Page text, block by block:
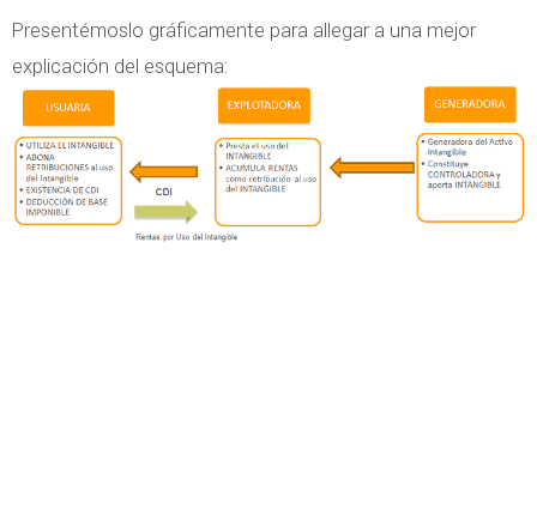
Presentémoslo gráficamente para allegar a una mejor
explicación del esquema: